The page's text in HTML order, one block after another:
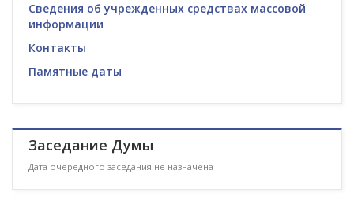
Сведения об учрежденных средствах массовой
информации
Контакты
Памятные даты
Заседание Думы
Дата очередного заседания не назначена